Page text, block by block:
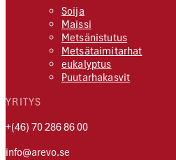
Soija
Maissi
Metsänistutus
Metsätaimitarhat
eukalyptus
Puutarhakasvit
YRITYS
+(46) 70 286 86 00
info@arevo.se